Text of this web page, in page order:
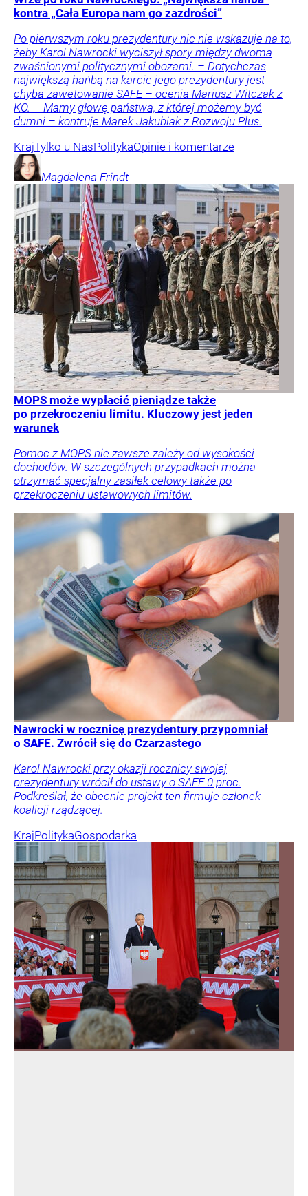
kontra „Cała Europa nam go zazdrości”
Po pierwszym roku prezydentury nic nie wskazuje na to,
żeby Karol Nawrocki wyciszył spory między dwoma
zwaśnionymi politycznymi obozami. – Dotychczas
największą hańbą na karcie jego prezydentury jest
chyba zawetowanie SAFE – ocenia Mariusz Witczak z
KO. – Mamy głowę państwa, z której możemy być
dumni – kontruje Marek Jakubiak z Rozwoju Plus.
KrajTylko u NasPolitykaOpinie i komentarze
Magdalena Frindt
MOPS może wypłacić pieniądze także
po przekroczeniu limitu. Kluczowy jest jeden
warunek
Pomoc z MOPS nie zawsze zależy od wysokości
dochodów. W szczególnych przypadkach można
otrzymać specjalny zasiłek celowy także po
przekroczeniu ustawowych limitów.
Nawrocki w rocznicę prezydentury przypomniał
o SAFE. Zwrócił się do Czarzastego
Karol Nawrocki przy okazji rocznicy swojej
prezydentury wrócił do ustawy o SAFE 0 proc.
Podkreślał, że obecnie projekt ten firmuje członek
koalicji rządzącej.
KrajPolitykaGospodarka